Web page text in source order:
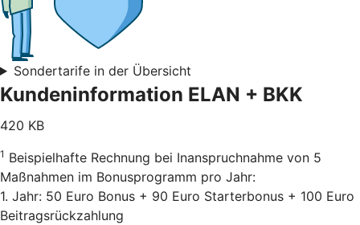
Sondertarife in der Übersicht
Kundeninformation ELAN + BKK
420 KB
1 Beispielhafte Rechnung bei Inanspruchnahme von 5
Maßnahmen im Bonusprogramm pro Jahr:
1. Jahr: 50 Euro Bonus + 90 Euro Starterbonus + 100 Euro
Beitragsrückzahlung